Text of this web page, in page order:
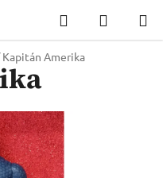
Hledat
KOŠÍK
Kapitán Amerika